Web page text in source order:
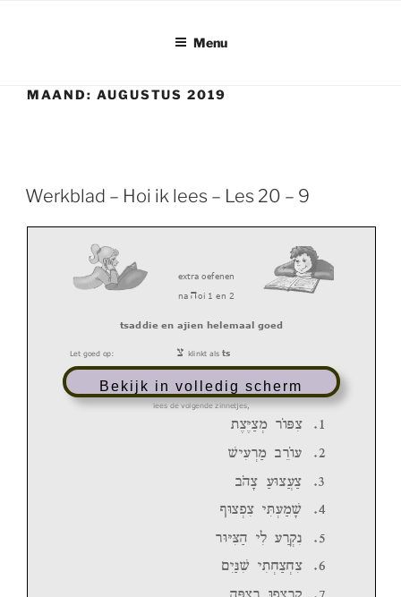
Menu
MAAND: AUGUSTUS 2019
Werkblad – Hoi ik lees – Les 20 – 9
Bekijk in volledig scherm
extra oefenen
na voi 1 en 2
tsaddie en ajien helemaal goed
Let goed op: mklinkt als ts
g stille letter-
lees de volgende zinnetjes,
,mHm n
Jhg r n c
r«ug /2
c«vm
gUmgm /3
;Um p m h
Tg n J /4
rUH Mv hk g
ohB J h ,